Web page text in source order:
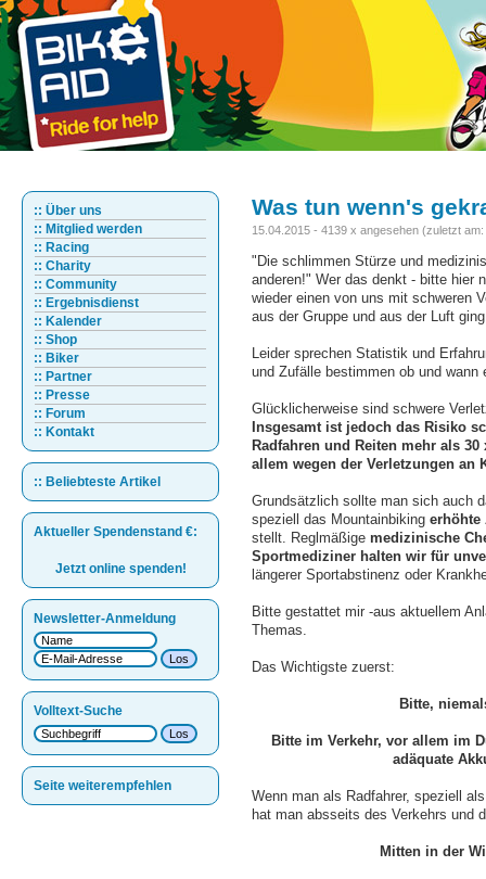
:: Über uns
:: Mitglied werden
:: Racing
:: Charity
:: Community
:: Ergebnisdienst
:: Kalender
:: Shop
:: Biker
:: Partner
:: Presse
:: Forum
:: Kontakt
:: Beliebteste Artikel
Aktueller Spendenstand €:
Jetzt online spenden!
Newsletter-Anmeldung
Volltext-Suche
Seite weiterempfehlen
Was tun wenn's
15.04.2015 - 4139 x angesehen (zuletzt
"Die schlimmen Stürze und
anderen!" Wer das denkt - bitte hier
wieder einen von uns mit schweren
aus der Gruppe und aus der Luft
Leider sprechen Statistik und
und Zufälle bestimmen ob und
Glücklicherweise sind schwere
Insgesamt ist jedoch das Risiko
Radfahren und Reiten mehr als
allem wegen der Verletzungen an
Grundsätzlich sollte man sich auch
speziell das Mountainbiking erhöhte
stellt. Reglmäßige medizinische
Sportmediziner halten wir für
längerer Sportabstinenz oder
Bitte gestattet mir -aus aktuellem
Themas.
Das Wichtigste zuerst:
Bitte,
Bitte im Verkehr, vor allem im
adäquate
Wenn man als Radfahrer, speziell
hat man absseits des Verkehrs und
Mitten in der